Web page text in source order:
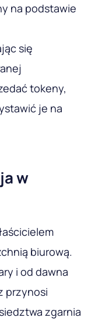
na podstawie
się
tokeny,
je na
w
biurową.
i od dawna
przynosi
zgarnia